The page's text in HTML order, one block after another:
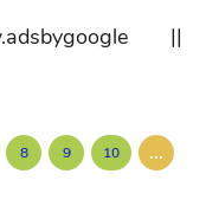
||
8 9 10 ...